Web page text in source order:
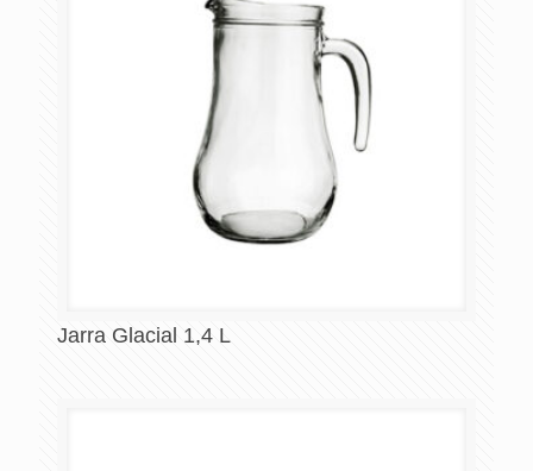
Jarra Glacial 1,4 L